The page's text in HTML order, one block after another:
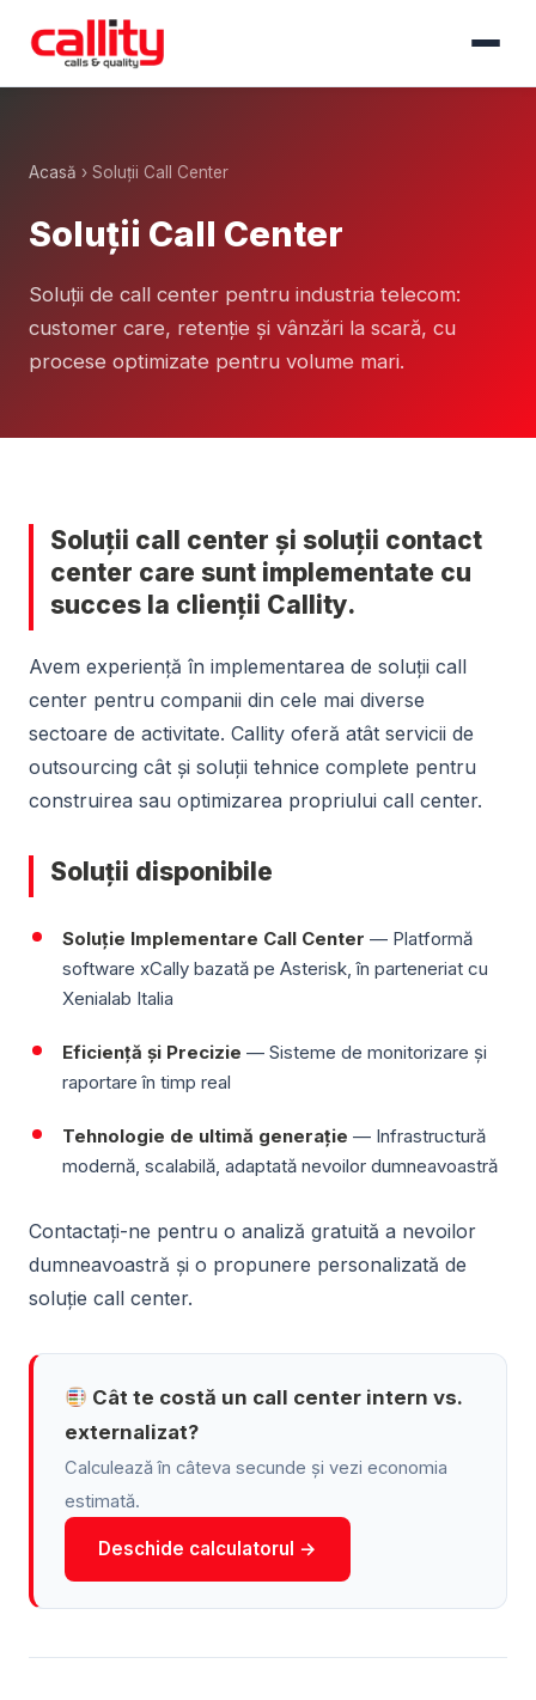
Acasă › Soluții Call Center
Soluții Call Center
Soluții de call center pentru industria telecom:
customer care, retenție și vânzări la scară, cu
procese optimizate pentru volume mari.
Soluții call center și soluții contact
center care sunt implementate cu
succes la clienții Callity.
Avem experiență în implementarea de soluții call
center pentru companii din cele mai diverse
sectoare de activitate. Callity oferă atât servicii de
outsourcing cât și soluții tehnice complete pentru
construirea sau optimizarea propriului call center.
Soluții disponibile
Soluție Implementare Call Center — Platformă
software xCally bazată pe Asterisk, în parteneriat cu
Xenialab Italia
Eficiență și Precizie — Sisteme de monitorizare și
raportare în timp real
Tehnologie de ultimă generație — Infrastructură
modernă, scalabilă, adaptată nevoilor dumneavoastră
Contactați-ne pentru o analiză gratuită a nevoilor
dumneavoastră și o propunere personalizată de
soluție call center.
Cât te costă un call center intern vs.
externalizat?
Calculează în câteva secunde și vezi economia
estimată.
Deschide calculatorul →